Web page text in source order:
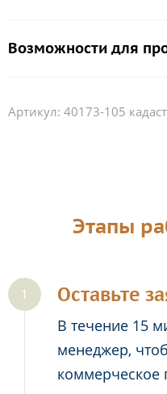
Возможности для
Артикул: 40173-105
Этапы
Оставьте
В течение 15
менеджер,
коммерческое